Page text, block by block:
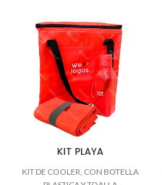
KIT PLAYA